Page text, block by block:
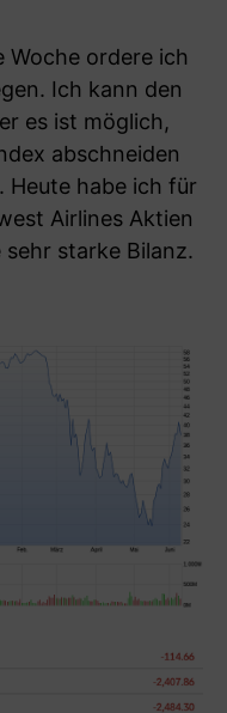
Woche ordere ich
Ich kann den
es ist möglich,
abschneiden
Heute habe ich für
Airlines Aktien
starke Bilanz.